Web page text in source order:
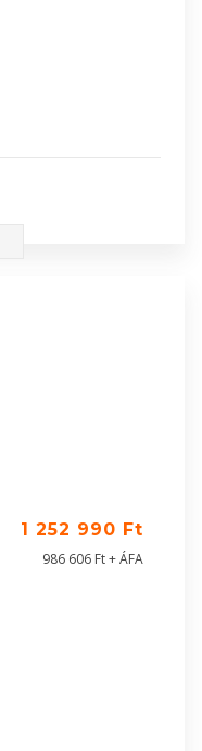
1 252 990 Ft
986 606 Ft + ÁFA